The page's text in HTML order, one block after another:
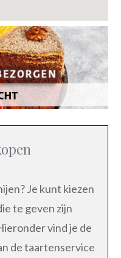
Je kunt kiezen
te geven zijn
vind je de
de taartenservice